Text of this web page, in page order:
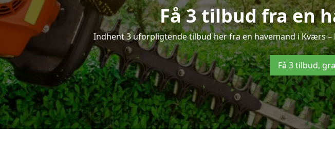
Få 3 tilbud fra en
Indhent 3 uforpligtende tilbud her fra en havemand i Kværs
Få 3 tilbud,